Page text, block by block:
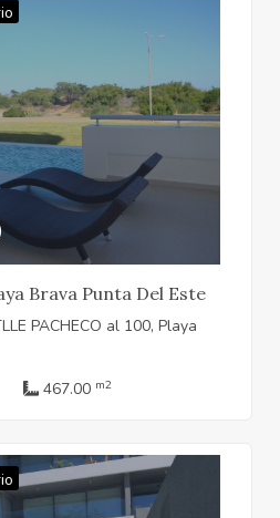
Brava Punta Del Este
PACHECO al 100, Playa
467.00 m2